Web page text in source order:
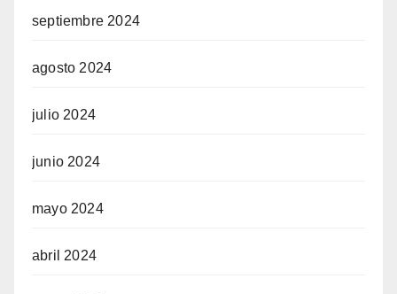
septiembre 2024
agosto 2024
julio 2024
junio 2024
mayo 2024
abril 2024